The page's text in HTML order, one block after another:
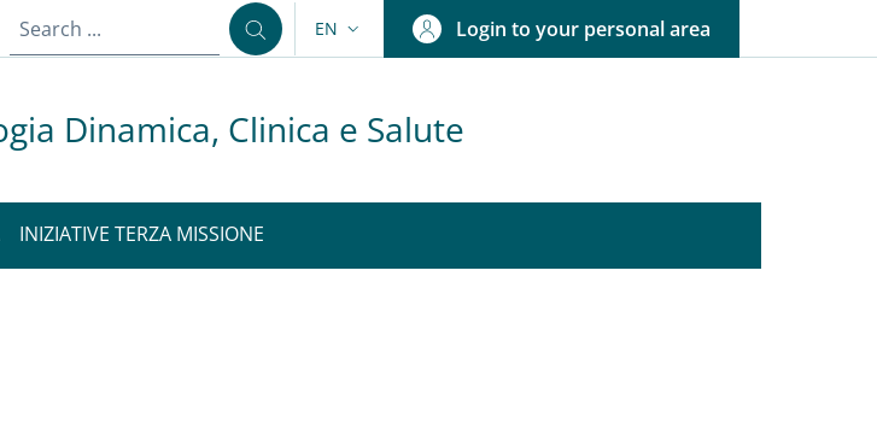
LANGUAGE SWITCHER: CURRENT LANGUAGE
EN Login to your personal area
Dinamica, Clinica e Salute
INIZIATIVE TERZA MISSIONE